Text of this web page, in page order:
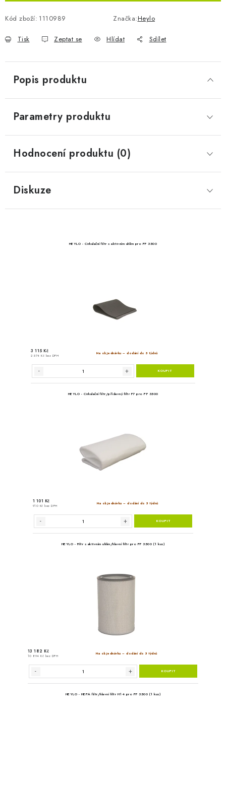
Kód zboží: 1110989 Značka:Heylo
Tisk Zeptat se Hlídat Sdílet
Popis produktu
Parametry produktu
Hodnocení produktu (0)
Diskuze